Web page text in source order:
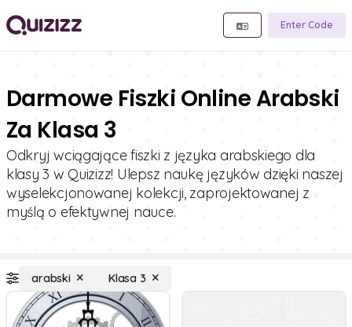
Enter Code
Darmowe Fiszki Online Arabski
Za Klasa 3
Odkryj wciągające fiszki z języka arabskiego dla
klasy 3 w Quizizz! Ulepsz naukę języków dzięki naszej
wyselekcjonowanej kolekcji, zaprojektowanej z
myślą o efektywnej nauce.
arabski Klasa 3